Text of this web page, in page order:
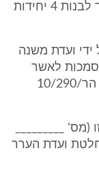
דיור נוספות, כך שעל כל חלקה יתאפשר לבנות 4 יחידות
ועדת משנה
סמכות לאשר
חלוקה על פי תשריט, בטענה שהתכנית הר/10/290
_________
12.7.2007 ניתנה החלטת ועדת הערר